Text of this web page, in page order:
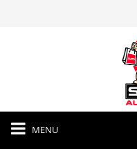
MENU